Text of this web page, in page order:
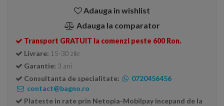
Adauga in wishlist
Adauga la comparator
Transport GRATUIT la comenzi peste 600 Ron.
Livrare: 15-30 zile
Garantie: 3 ani
Consultanta de specialitate:
0720456456
contact@bagno.ro
Plateste in rate prin Netopia-Mobilpay incepand de la